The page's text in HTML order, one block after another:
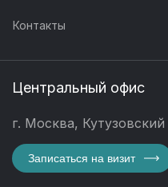
Контакты
Центральный офис
г. Москва,
Записаться на визит